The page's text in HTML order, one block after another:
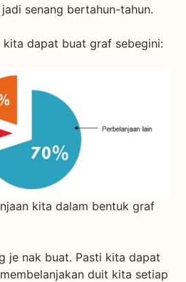
senang bertahun-tahun.
kita dapat buat graf sebegini:
kita dalam bentuk graf
je nak buat. Pasti kita dapat
duit kita setiap